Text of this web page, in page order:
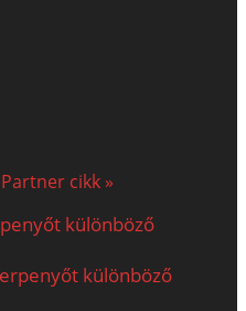
cikk »
különböző